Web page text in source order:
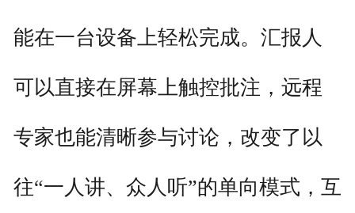
能在一台设备上轻松完成。汇报人
可以直接在屏幕上触控批注，远程
专家也能清晰参与讨论，改变了以
往“一人讲、众人听”的单向模式，互